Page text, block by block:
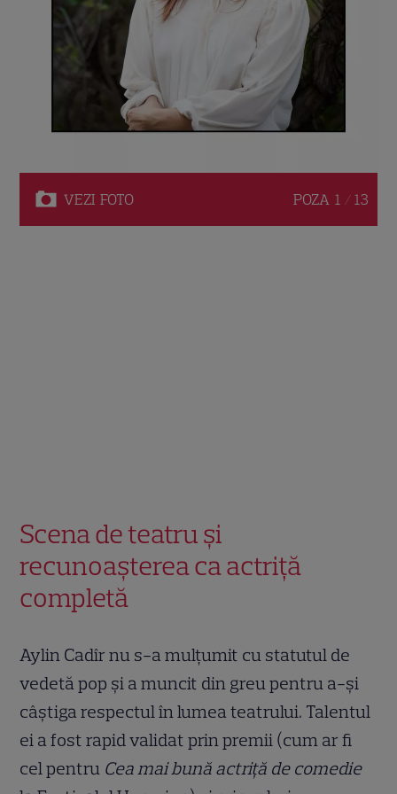
VEZI FOTO POZA 1 / 13
Scena de teatru și
recunoașterea ca actriță
completă
Aylin Cadîr nu s-a mulțumit cu statutul de
vedetă pop și a muncit din greu pentru a-și
câștiga respectul în lumea teatrului. Talentul
ei a fost rapid validat prin premii (cum ar fi
cel pentru Cea mai bună actriță de comedie